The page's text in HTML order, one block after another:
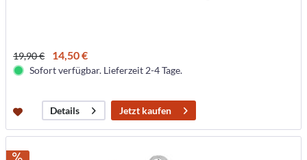
19,90 € 14,50 €
Sofort verfügbar. Lieferzeit 2-4 Tage.
Details Jetzt kaufen